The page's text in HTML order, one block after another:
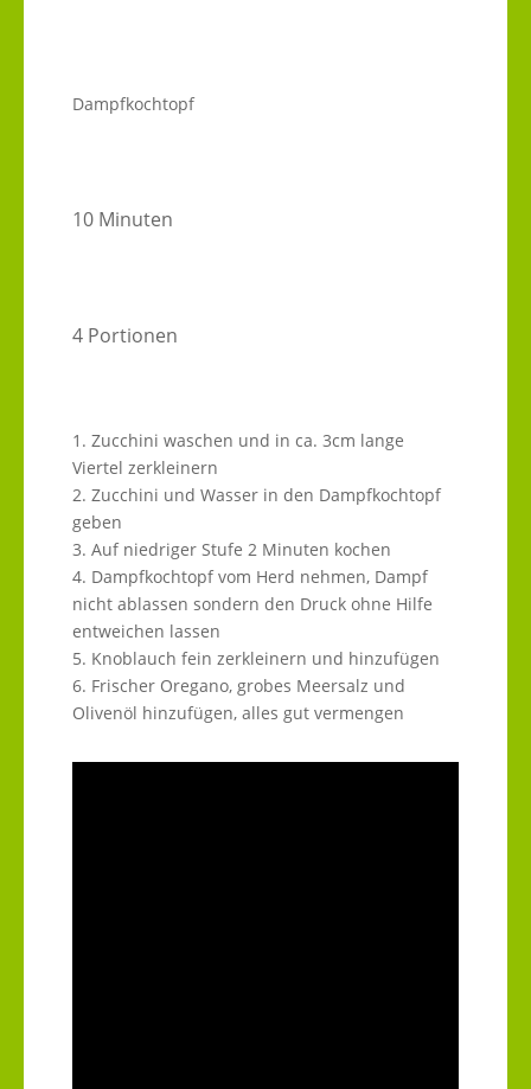
Dampfkochtopf
10 Minuten
4 Portionen
1. Zucchini waschen und in ca. 3cm lange
Viertel zerkleinern
2. Zucchini und Wasser in den Dampfkochtopf
geben
3. Auf niedriger Stufe 2 Minuten kochen
4. Dampfkochtopf vom Herd nehmen, Dampf
nicht ablassen sondern den Druck ohne Hilfe
entweichen lassen
5. Knoblauch fein zerkleinern und hinzufügen
6. Frischer Oregano, grobes Meersalz und
Olivenöl hinzufügen, alles gut vermengen